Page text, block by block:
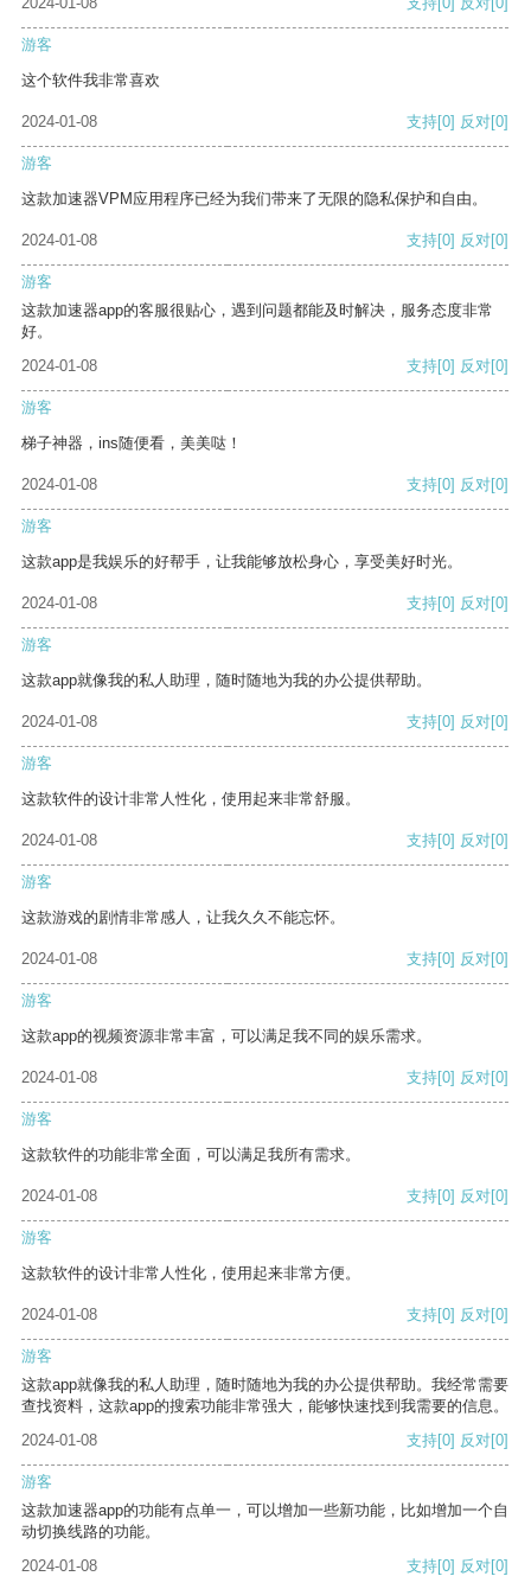
游客
这个软件我非常喜欢
2024-01-08 支持[0] 反对[0]
游客
这款加速器VPM应用程序已经为我们带来了无限的隐私保护和自由。
2024-01-08 支持[0] 反对[0]
游客
这款加速器app的客服很贴心，遇到问题都能及时解决，服务态度非常
好。
2024-01-08
支持[0] 反对[0]
游客
梯子神器，ins随便看，美美哒！
2024-01-08 支持[0] 反对[0]
游客
这款app是我娱乐的好帮手，让我能够放松身心，享受美好时光。
2024-01-08 支持[0] 反对[0]
游客
这款app就像我的私人助理，随时随地为我的办公提供帮助。
2024-01-08 支持[0] 反对[0]
游客
这款软件的设计非常人性化，使用起来非常舒服。
2024-01-08 支持[0] 反对[0]
游客
这款游戏的剧情非常感人，让我久久不能忘怀。
2024-01-08 支持[0] 反对[0]
游客
这款app的视频资源非常丰富，可以满足我不同的娱乐需求。
2024-01-08 支持[0] 反对[0]
游客
这款软件的功能非常全面，可以满足我所有需求。
2024-01-08 支持[0] 反对[0]
游客
这款软件的设计非常人性化，使用起来非常方便。
2024-01-08 支持[0] 反对[0]
游客
这款app就像我的私人助理，随时随地为我的办公提供帮助。我经常需要
查找资料，这款app的搜索功能非常强大，能够快速找到我需要的信息。
2024-01-08
支持[0] 反对[0]
游客
这款加速器app的功能有点单一，可以增加一些新功能，比如增加一个自
动切换线路的功能。
2024-01-08
支持[0] 反对[0]